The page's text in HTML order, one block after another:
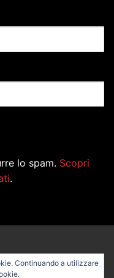
lo spam. Scopri
.
Continuando a utilizzare